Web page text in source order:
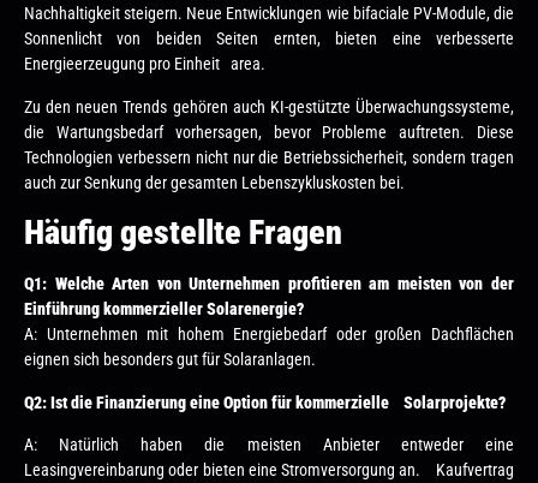
Nachhaltigkeit steigern. Neue Entwicklungen wie bifaciale PV-Module, die
Sonnenlicht von beiden Seiten ernten, bieten eine verbesserte
Energieerzeugung pro Einheit area.
Zu den neuen Trends gehören auch KI-gestützte Überwachungssysteme,
die Wartungsbedarf vorhersagen, bevor Probleme auftreten. Diese
Technologien verbessern nicht nur die Betriebssicherheit, sondern tragen
auch zur Senkung der gesamten Lebenszykluskosten bei.
Häufig gestellte Fragen
Q1: Welche Arten von Unternehmen profitieren am meisten von der
Einführung kommerzieller Solarenergie?
A: Unternehmen mit hohem Energiebedarf oder großen Dachflächen
eignen sich besonders gut für Solaranlagen.
Q2: Ist die Finanzierung eine Option für kommerzielle Solarprojekte?
A: Natürlich haben die meisten Anbieter entweder eine
Leasingvereinbarung oder bieten eine Stromversorgung an. Kaufvertrag